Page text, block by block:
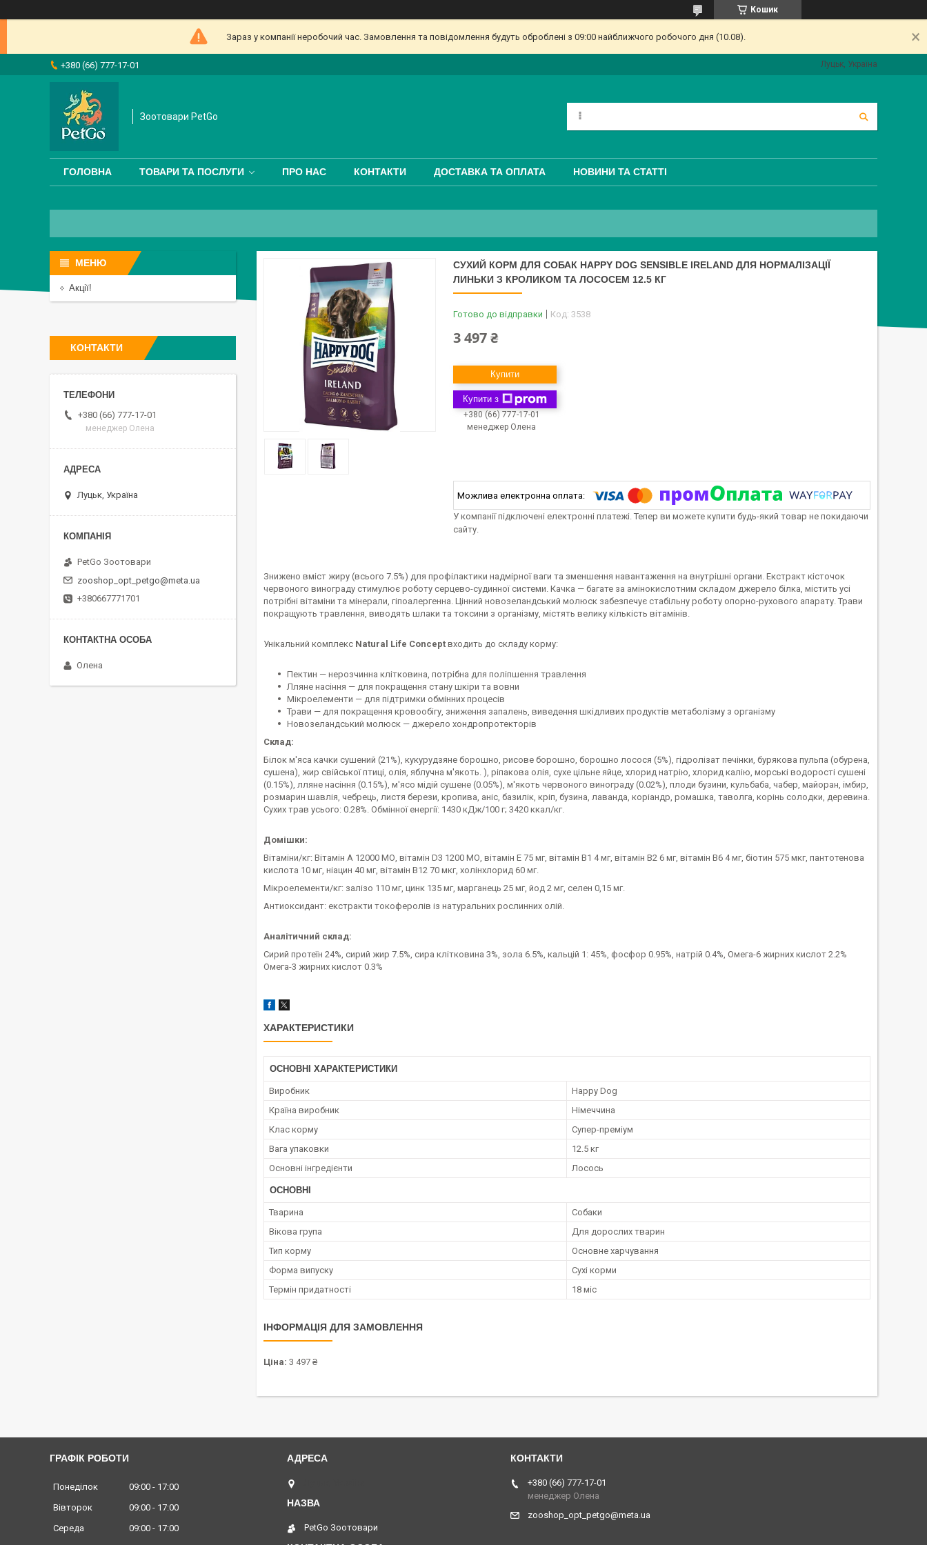
Кошик
Зараз у компанії неробочий час. Замовлення та повідомлення будуть оброблені з 09:00 найближчого робочого дня (10.08).
+380 (66) 777-17-01 Луцьк, Україна
Зоотовари PetGo
ГОЛОВНА ТОВАРИ ТА ПОСЛУГИ ПРО НАС КОНТАКТИ ДОСТАВКА ТА ОПЛАТА НОВИНИ ТА СТАТТІ
СУХИЙ КОРМ ДЛЯ СОБАК HAPPY DOG SENSIBLE IRЕLAND ДЛЯ НОРМАЛІЗАЦІЇ
ЛИНЬКИ З КРОЛИКОМ ТА ЛОСОСЕМ 12.5 КГ
Готово до відправки Код: 3538
3 497 ₴
Купити
Купити з
+380 (66) 777-17-01
менеджер Олена
У компанії підключені електронні платежі. Тепер ви можете купити будь-який товар не покидаючи
сайту.
Знижено вміст жиру (всього 7.5%) для профілактики надмірної ваги та зменшення навантаження на внутрішні органи. Екстракт кісточок
червоного винограду стимулює роботу серцево-судинної системи. Качка — багате за амінокислотним складом джерело білка, містить усі
потрібні вітаміни та мінерали, гіпоалергенна. Цінний новозеландський молюск забезпечує стабільну роботу опорно-рухового апарату. Трави
покращують травлення, виводять шлаки та токсини з організму, містять велику кількість вітамінів.
Унікальний комплекс Natural Life Concept входить до складу корму:
Пектин — нерозчинна клітковина, потрібна для поліпшення травлення
Лляне насіння — для покращення стану шкіри та вовни
Мікроелементи — для підтримки обмінних процесів
Трави — для покращення кровообігу, зниження запалень, виведення шкідливих продуктів метаболізму з організму
Новозеландський молюск — джерело хондропротекторів
Склад:
Білок м'яса качки сушений (21%), кукурудзяне борошно, рисове борошно, борошно лосося (5%), гідролізат печінки, бурякова пульпа (обурена,
сушена), жир свійської птиці, олія, яблучна м'якоть. ), ріпакова олія, сухе цільне яйце, хлорид натрію, хлорид калію, морські водорості сушені
(0.15%), лляне насіння (0.15%), м'ясо мідій сушене (0.05%), м'якоть червоного винограду (0.02%), плоди бузини, кульбаба, чабер, майоран, імбир,
розмарин шавлія, чебрець, листя берези, кропива, аніс, базилік, кріп, бузина, лаванда, коріандр, ромашка, таволга, корінь солодки, деревина.
Сухих трав усього: 0.28%. Обмінної енергії: 1430 кДж/100 г; 3420 ккал/кг.
Домішки:
Вітаміни/кг: Вітамін A 12000 МО, вітамін D3 1200 МО, вітамін E 75 мг, вітамін B1 4 мг, вітамін B2 6 мг, вітамін B6 4 мг, біотин 575 мкг, пантотенова
кислота 10 мг, ніацин 40 мг, вітамін B12 70 мкг, холінхлорид 60 мг.
Мікроелементи/кг: залізо 110 мг, цинк 135 мг, марганець 25 мг, йод 2 мг, селен 0,15 мг.
Антиоксидант: екстракти токоферолів із натуральних рослинних олій.
Аналітичний склад:
Сирий протеїн 24%, сирий жир 7.5%, сира клітковина 3%, зола 6.5%, кальцій 1: 45%, фосфор 0.95%, натрій 0.4%, Омега-6 жирних кислот 2.2%
Омега-3 жирних кислот 0.3%
ХАРАКТЕРИСТИКИ
ОСНОВНІ ХАРАКТЕРИСТИКИ
Виробник
Happy Dog
Країна виробник
Німеччина
Клас корму
Супер-преміум
Вага упаковки
12.5 кг
Основні інгредієнти
Лосось
ОСНОВНІ
Тварина
Собаки
Вікова група
Для дорослих тварин
Тип корму
Основне харчування
Форма випуску
Сухі корми
Термін придатності
18 міс
ІНФОРМАЦІЯ ДЛЯ ЗАМОВЛЕННЯ
Ціна: 3 497 ₴
Акції!
КОНТАКТИ
+380 (66) 777-17-01
менеджер Олена
Луцьк, Україна
PetGo Зоотовари
zooshop_opt_petgo@meta.ua
+380667771701
Олена
ГРАФІК РОБОТИ
Понеділок 09:00
17:00
Вівторок
09:00
17:00
Середа
09:00
17:00
PetGo Зоотовари
+380 (66) 777-17-01
менеджер Олена
zooshop_opt_petgo@meta.ua